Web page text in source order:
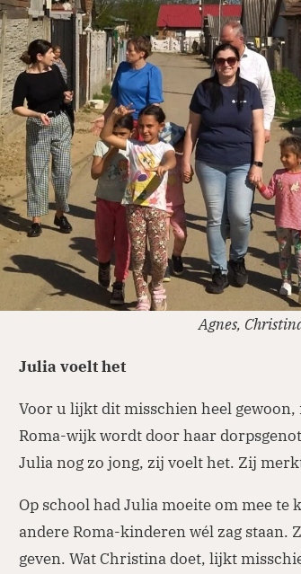
Agnes,
Julia voelt het
Voor u lijkt dit misschien heel
Roma-wijk wordt door haar
Julia nog zo jong, zij voelt het. Zij
Op school had Julia moeite om mee
andere Roma-kinderen wél zag
geven. Wat Christina doet, lijkt